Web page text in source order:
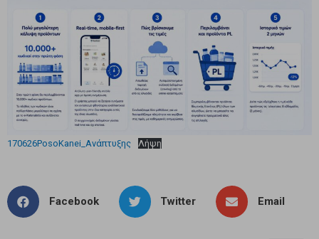
170626PosoKanei_Ανάπτυξης Λήψη
Facebook Twitter Email